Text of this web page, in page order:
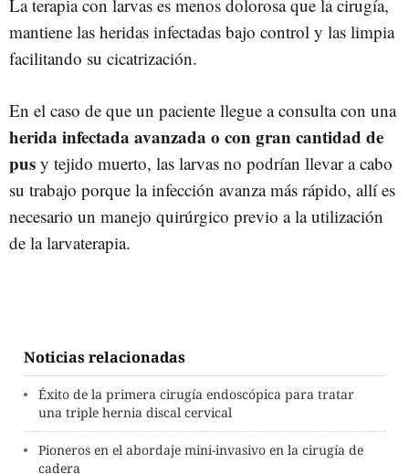
La terapia con larvas es menos dolorosa que la cirugía,
mantiene las heridas infectadas bajo control y las limpia
facilitando su cicatrización.
En el caso de que un paciente llegue a consulta con una
herida infectada avanzada o con gran cantidad de
pus y tejido muerto, las larvas no podrían llevar a cabo
su trabajo porque la infección avanza más rápido, allí es
necesario un manejo quirúrgico previo a la utilización
de la larvaterapia.
Noticias relacionadas
Éxito de la primera cirugía endoscópica para tratar
una triple hernia discal cervical
Pioneros en el abordaje mini-invasivo en la cirugía de
cadera